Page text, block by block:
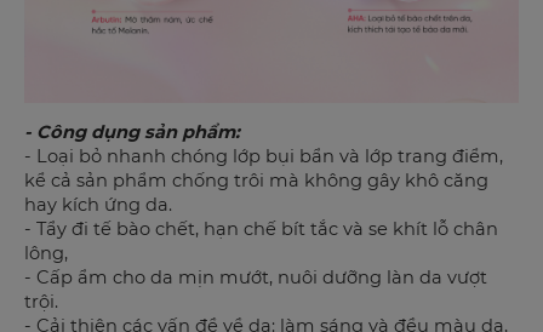
- Công dụng sản phẩm:
- Loại bỏ nhanh chóng lớp bụi bẩn và lớp trang điểm,
kể cả sản phẩm chống trôi mà không gây khô căng
hay kích ứng da.
- Tẩy đi tế bào chết, hạn chế bít tắc và se khít lỗ chân
lông,
- Cấp ẩm cho da mịn mướt, nuôi dưỡng làn da vượt
trội.
- Cải thiện các vấn đề về da: làm sáng và đều màu da,